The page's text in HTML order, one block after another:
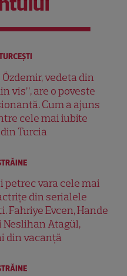
vedeta din
vis”, are o poveste
Cum a ajuns
cele mai iubite
Turcia
petrec vara cele mai
din serialele
Fahriye Evcen, Hande
Neslihan Atagül,
din vacanță